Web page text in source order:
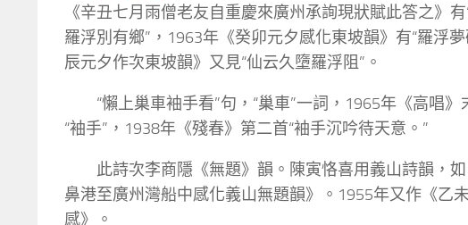
《辛丑七月雨僧老友自重慶來廣州承詢現狀賦此答之》
羅浮別有鄉”，1963年《癸卯元夕感化東坡韻》有“羅浮
辰元夕作次東坡韻》又見“仙云久墮羅浮阻”。
“懶上巢車袖手看”句，“巢車”一詞，1965年《高唱》
“袖手”，1938年《殘春》第二首“袖手沉吟待天意。”
此詩次李商隱《無題》韻。陳寅恪喜用義山詩韻，
鼻港至廣州灣船中感化義山無題韻》。1955年又作《乙
感》。